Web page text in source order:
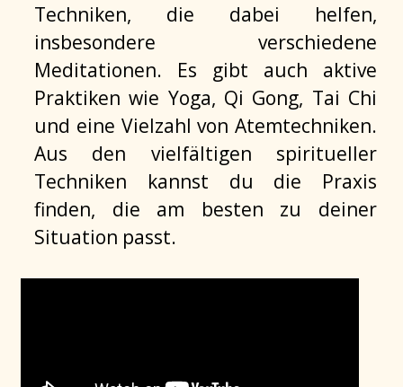
Techniken, die dabei helfen,
insbesondere verschiedene
Meditationen. Es gibt auch aktive
Praktiken wie Yoga, Qi Gong, Tai Chi
und eine Vielzahl von Atemtechniken.
Aus den vielfältigen spiritueller
Techniken kannst du die Praxis
finden, die am besten zu deiner
Situation passt.